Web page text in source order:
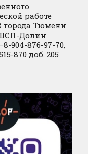
работе
Тюмени
Долин
904-876-97-70,
870 доб. 205